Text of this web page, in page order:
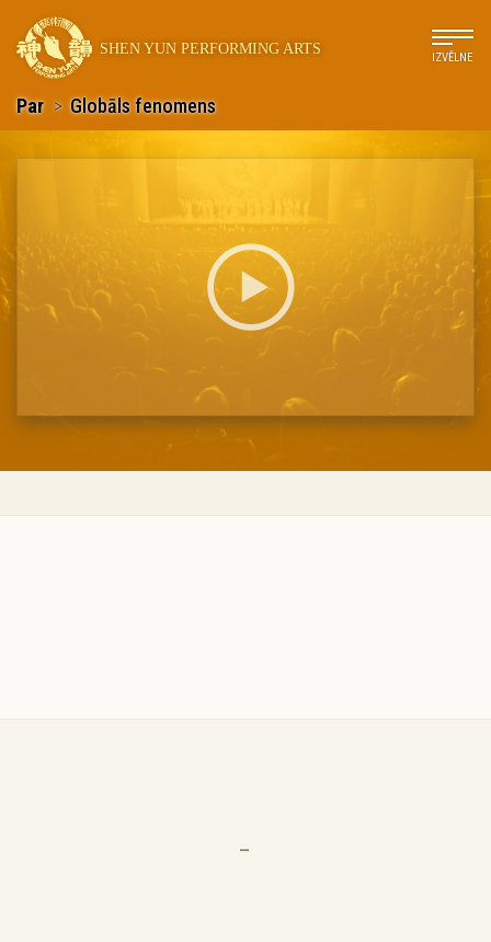
SHEN YUN PERFORMING ARTS
IZVĒLNE
Par > Globāls fenomens